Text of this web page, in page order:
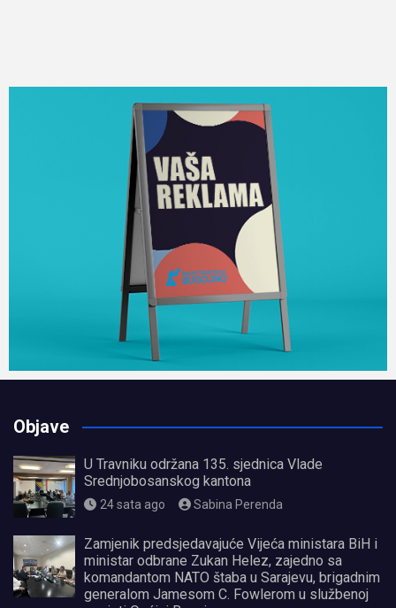
Objave
U Travniku održana 135. sjednica Vlade
Srednjobosanskog kantona
24 sata ago Sabina Perenda
Zamjenik predsjedavajuće Vijeća ministara BiH i
ministar odbrane Zukan Helez, zajedno sa
komandantom NATO štaba u Sarajevu, brigadnim
generalom Jamesom C. Fowlerom u službenoj